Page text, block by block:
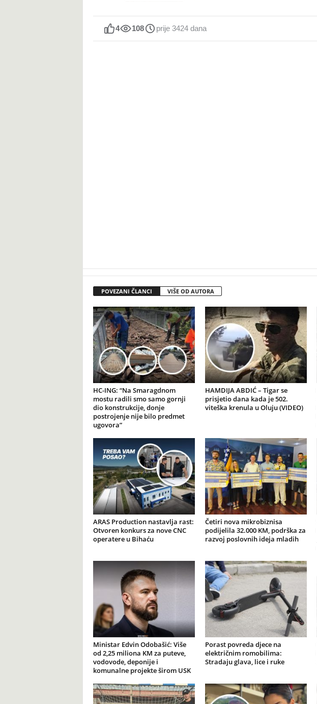
4 108 prije 3424 dana
POVEZANI ČLANCI VIŠE OD AUTORA
HC-ING: “Na Smaragdnom
mostu radili smo samo gornji
dio konstrukcije, donje
postrojenje nije bilo predmet
ugovora”
HAMDIJA ABDIĆ – Tigar se
prisjetio dana kada je 502.
viteška krenula u Oluju (VIDEO)
ARAS Production nastavlja rast:
Otvoren konkurs za nove CNC
operatere u Bihaću
Četiri nova mikrobiznisa
podijelila 32.000 KM, podrška za
razvoj poslovnih ideja mladih
Ministar Edvin Odobašić: Više
od 2,25 miliona KM za puteve,
vodovode, deponije i
komunalne projekte širom USK
Porast povreda djece na
električnim romobilima:
Stradaju glava, lice i ruke